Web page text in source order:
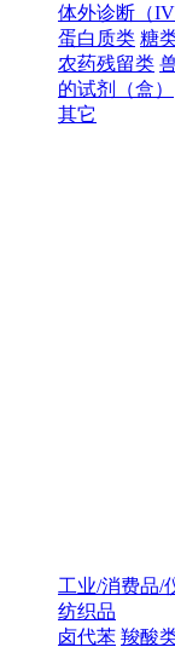
体外诊断（
蛋白质类 糖
农药残留类
的试剂（盒）
其它
工业/消费品/
纺织品
卤代苯 羧酸